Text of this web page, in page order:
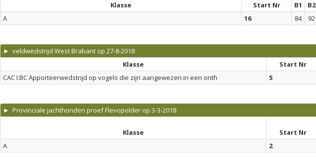
Klasse Start Nr B1 B2
A
16 84 92
► veldwedstrijd West Brabant op 27-8-2018
Klasse
Start Nr
CAC I.BC Apporteerwedstrijd op vogels die zijn aangewezen in een onth
5
► Provinciale jachthonden proef Flevopolder op 3-3-2018
Klasse Start Nr
A
2